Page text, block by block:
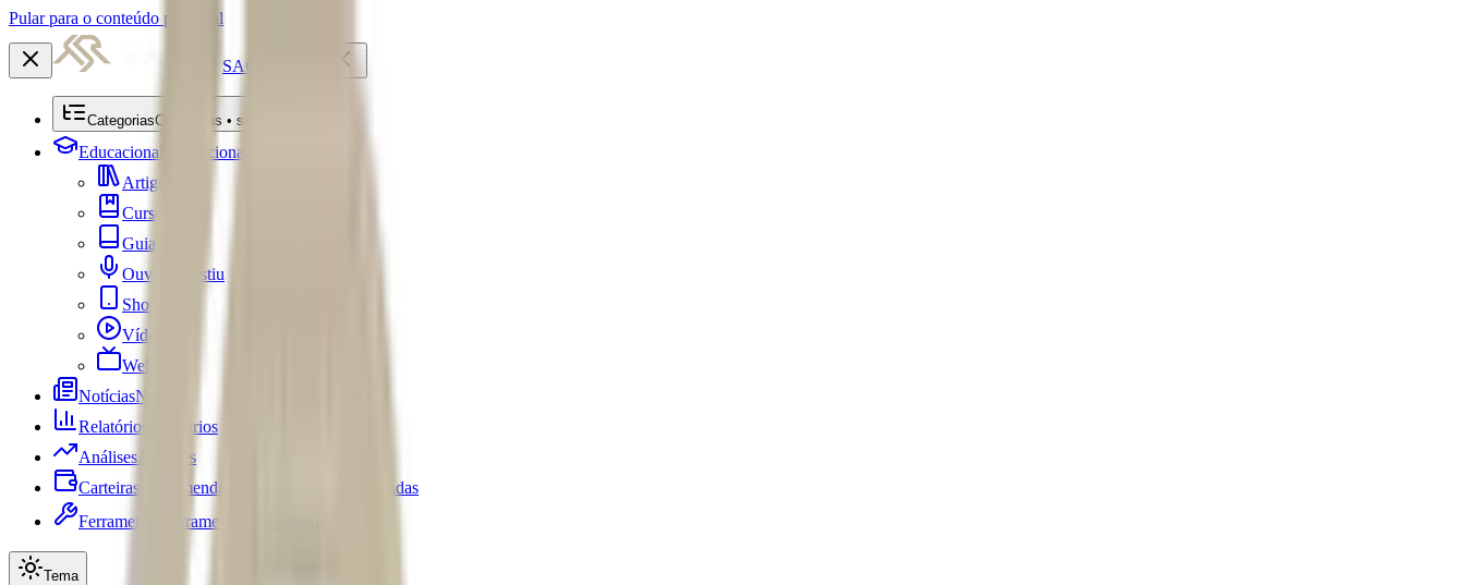
Pular para o conteúdo principal
SACRE
CategoriasCategorias • submenu
Educacional
Educacional
Artigos
Cursos
Guias
Ouviu Investiu
Shorts
Vídeos
Webséries
NotíciasNotícias
Relatórios
Relatórios
Análises Análises
Carteiras Recomendadas
Carteiras Recomendadas
Ferramentas
Ferramentas • submenu
Tema